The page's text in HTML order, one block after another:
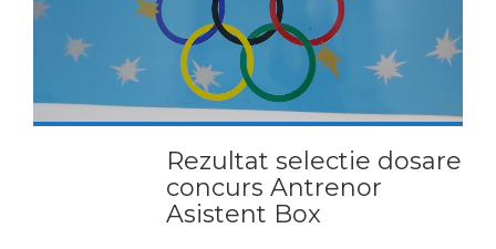
Rezultat selectie dosare
concurs Antrenor
Asistent Box